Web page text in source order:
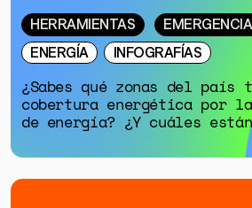
HERRAMIENTAS
ENERGÍA
INFOGRAFÍAS
¿Sabes qué zonas del país
cobertura energética por
de energía? ¿Y cuáles